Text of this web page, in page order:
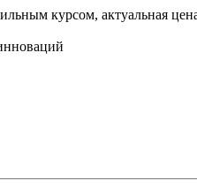
курсом, актуальная